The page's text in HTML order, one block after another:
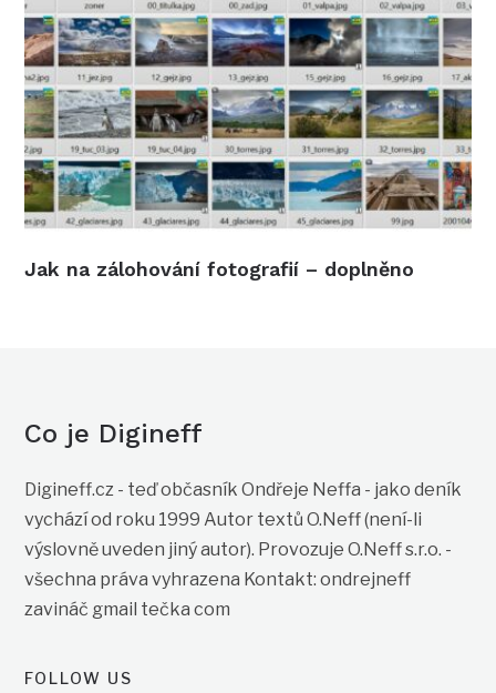
Jak na zálohování fotografií – doplněno
Co je Digineff
Digineff.cz - teď občasník Ondřeje Neffa - jako deník
vychází od roku 1999 Autor textů O.Neff (není-li
výslovně uveden jiný autor). Provozuje O.Neff s.r.o. -
všechna práva vyhrazena Kontakt: ondrejneff
zavináč gmail tečka com
FOLLOW US